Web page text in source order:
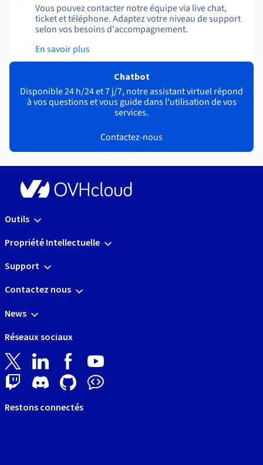
Vous pouvez contacter notre équipe via live chat,
ticket et téléphone. Adaptez votre niveau de support
selon vos besoins d'accompagnement.
En savoir plus
Chatbot
Disponible 24 h/24 et 7 j/7, notre assistant virtuel répond
à vos questions et vous guide dans l'utilisation de vos
services.
Contactez-nous
Outils
Propriété Intellectuelle
Support
Contactez nous
News
Réseaux sociaux
Restons connectés